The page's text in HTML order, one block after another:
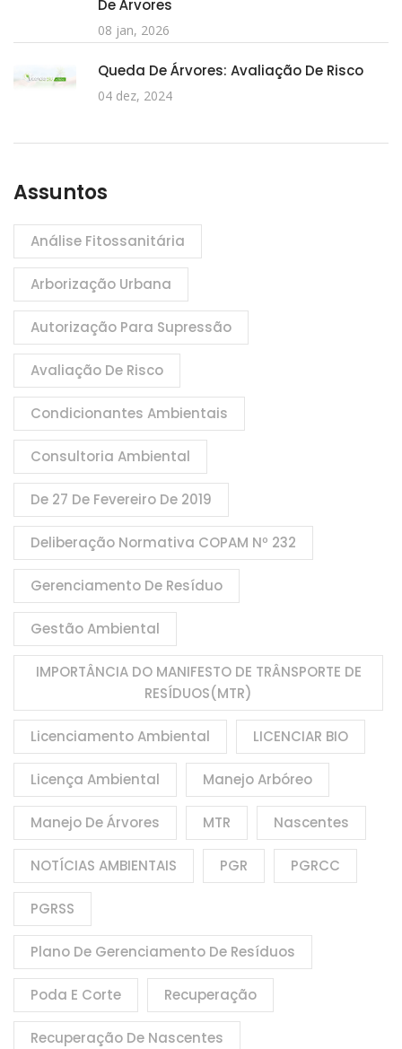
De Árvores
08 jan, 2026
Queda De Árvores: Avaliação De Risco
04 dez, 2024
Assuntos
Análise Fitossanitária
Arborização Urbana
Autorização Para Supressão
Avaliação De Risco
Condicionantes Ambientais
Consultoria Ambiental
De 27 De Fevereiro De 2019
Deliberação Normativa COPAM Nº 232
Gerenciamento De Resíduo
Gestão Ambiental
IMPORTÂNCIA DO MANIFESTO DE TRÂNSPORTE DE
RESÍDUOS(MTR)
Licenciamento Ambiental LICENCIAR BIO
Licença Ambiental Manejo Arbóreo
Manejo De Árvores MTR Nascentes
NOTÍCIAS AMBIENTAIS PGR PGRCC
PGRSS
Plano De Gerenciamento De Resíduos
Poda E Corte Recuperação
Recuperação De Nascentes